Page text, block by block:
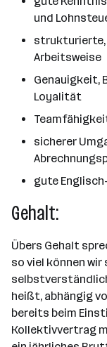
und
strukturierte,
Arbeitsweise
Genauigkeit,
Loyalität
sicherer
gute
Gehalt:
Übers Gehalt
so viel können
heißt, abhängig
bereits beim
Kollektivvertrag